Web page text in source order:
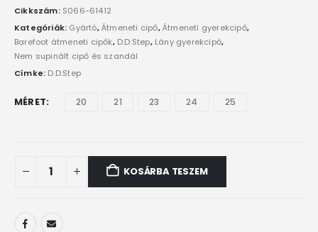
Cikkszám: S066-61412
Kategóriák: Gyártó,Átmeneti cipő,Átmeneti gyerekcipő,
Barefoot átmeneti cipők, D.D.Step, Lány gyerekcipő,
Nem supinált cipő és szandál
Címke: D.D.Step
MÉRET 20 21 23 24 25
KOSÁRBA TESZEM